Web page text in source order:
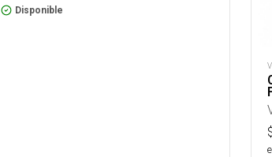
Disponible